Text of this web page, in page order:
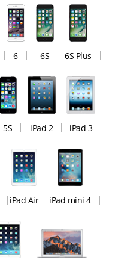
6 6S 6S Plus
5S iPad 2 iPad 3
iPad Air iPad mini 4